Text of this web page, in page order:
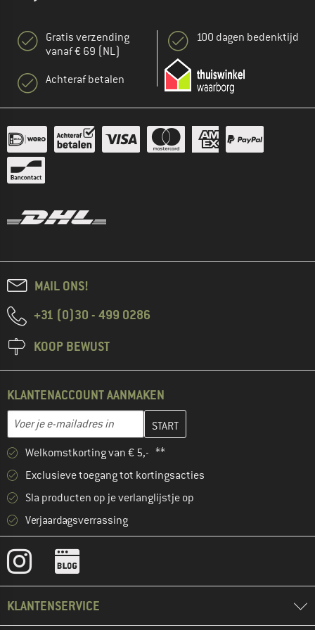
Gratis verzending
vanaf € 69 (NL)
Achteraf betalen
100 dagen bedenktijd
MAIL ONS!
+31 (0)30 - 499 0286
KOOP BEWUST
KLANTENACCOUNT AANMAKEN
E-mailadres
Vul je e-mailadres hier in en maak in de volgende stap je
Welkomstkorting van € 5,- **
Exclusieve toegang tot kortingsacties
Sla producten op je verlanglijstje op
Verjaardagsverrassing
KLANTENSERVICE